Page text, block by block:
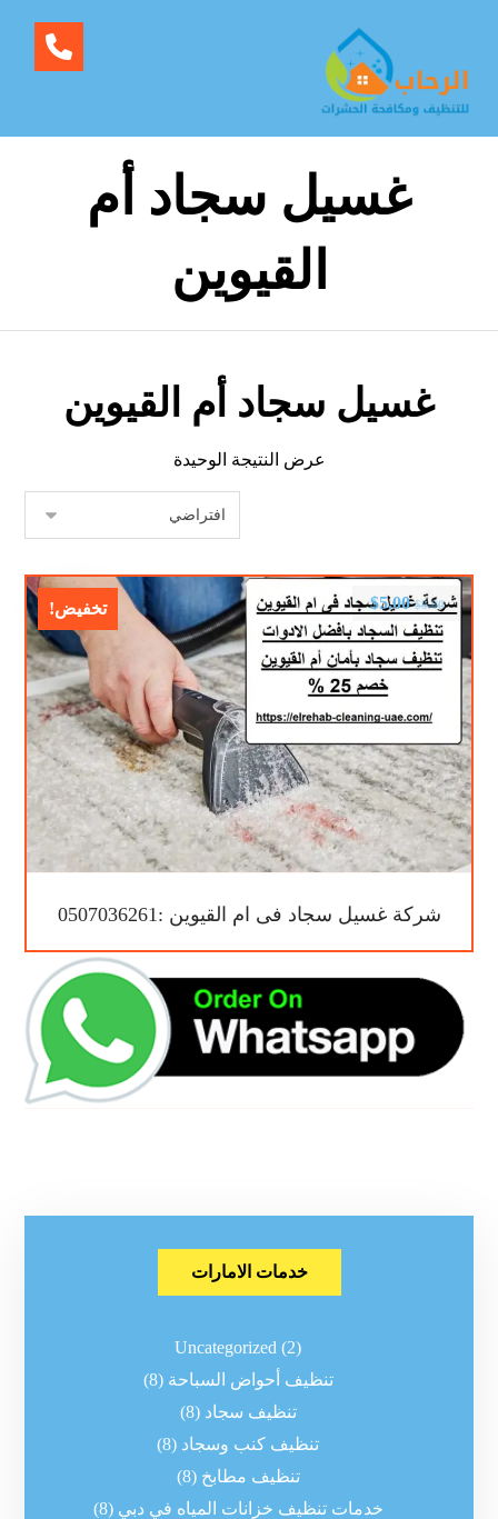
غسيل سجاد أم
القيوين
غسيل سجاد أم القيوين
عرض النتيجة الوحيدة
تخفيض!
شركة غسيل سجاد فى ام القيوين :0507036261
$8.00
$5.00
خدمات الامارات
Uncategorized (2)
تنظيف أحواض السباحة (8)
تنظيف سجاد (8)
تنظيف كنب وسجاد (8)
تنظيف مطابخ (8)
خدمات تنظيف خزانات المياه في دبي (8)